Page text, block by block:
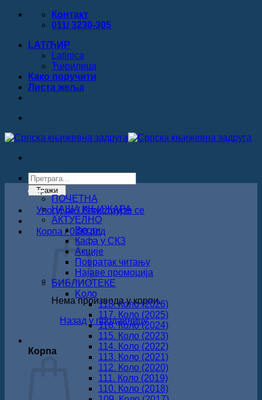
Прескочи
Контакт
011/ 3230-305
LAT/ЋИР
Latinica
Ћирилица
Како поручити
Листa жеља
Products
search
Тражи
Улогуј се / Региструјте се
Корпа /0.00рсд
Нема производа у корпи.
Назад у продавницу
Корпа
ПОЧЕТНА
НАША КЊИЖАРА
АКТУЕЛНО
Вести
Кафа у СКЗ
Акције
Повратак читању
Најаве промоција
БИБЛИОТЕКЕ
Koло
118. Коло (2026)
117. Коло (2025)
116. Коло (2024)
115. Коло (2023)
114. Коло (2022)
113. Коло (2021)
112. Коло (2020)
111. Коло (2019)
110. Коло (2018)